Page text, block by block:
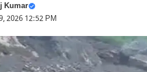
Kumar
2026 12:52 PM